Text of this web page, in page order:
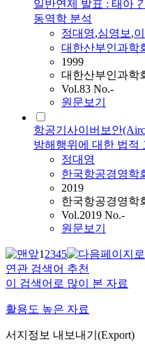
일반연제 발표 : 태아
동역학 분석
정대영,심영보,
대한산부인과학
1999
대한산부인과학
Vol.83 No.-
원문보기
항공기사이버보안
방해행위에 대한 법적
정대영
한국항공경영학
2019
한국항공경영학
Vol.2019 No.-
원문보기
12345
연관 검색어 추천
이 검색어로 많이 본 자료
활용도 높은 자료
서지정보 내보내기(Export)